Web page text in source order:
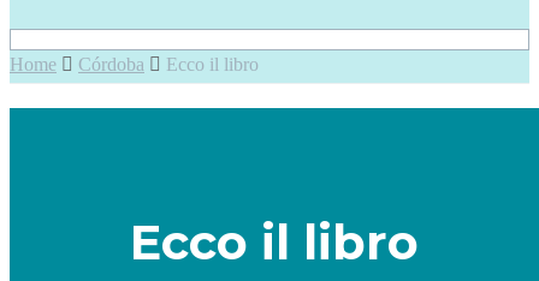
Home Córdoba Ecco il libro
Ecco il libro